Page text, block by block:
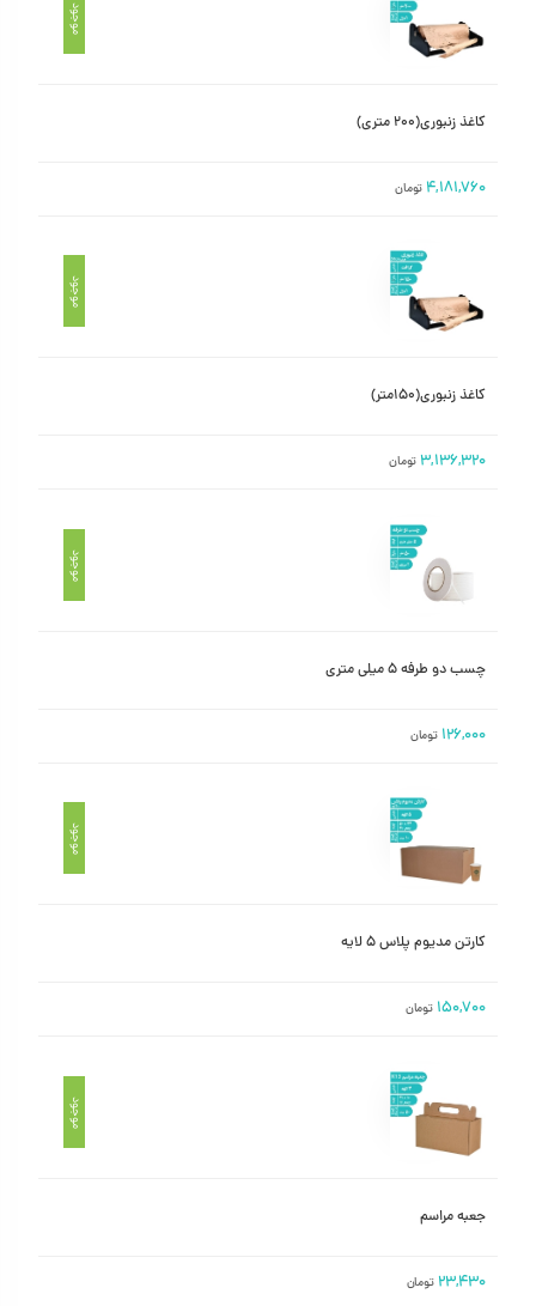
موجود
کاغذ زنبوری(۲۰۰ متری)
۴,۱۸۱,۷۶۰ تومان
موجود
کاغذ زنبوری(۱۵۰متر)
۳,۱۳۶,۳۲۰ تومان
موجود
چسب دو طرفه ۵ میلی متری
۱۲۶,۰۰۰ تومان
موجود
کارتن مدیوم پلاس ۵ لایه
۱۵۰,۷۰۰ تومان
موجود
جعبه مراسم
۲۳,۴۳۰ تومان